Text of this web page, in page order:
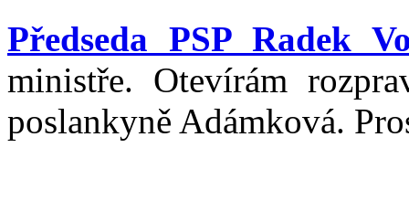
Předseda PSP Radek
ministře. Otevírám
poslankyně Adámková.